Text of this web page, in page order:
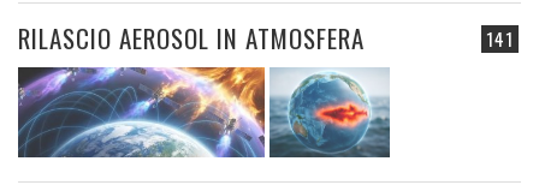
141
RILASCIO AEROSOL IN ATMOSFERA